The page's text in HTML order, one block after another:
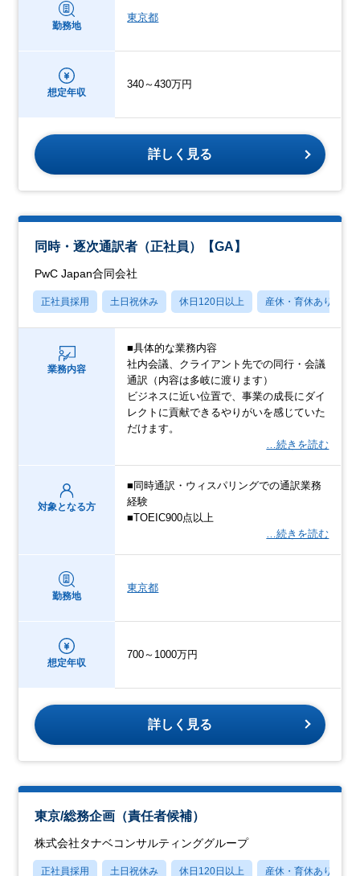
勤務地
東京都
想定年収
340～430万円
詳しく見る
同時・逐次通訳者（正社員）【GA】
PwC Japan合同会社
正社員採用 土日祝休み 休日120日以上 産休・育休あり
業務内容
■具体的な業務内容
社内会議、クライアント先での同行・会議
通訳（内容は多岐に渡ります）
ビジネスに近い位置で、事業の成長にダイ
レクトに貢献できるやりがいを感じていた
だけます。
…続きを読む
対象となる方
■同時通訳・ウィスパリングでの通訳業務
経験
■TOEIC900点以上
…続きを読む
勤務地
東京都
想定年収
700～1000万円
詳しく見る
東京/総務企画（責任者候補）
株式会社タナベコンサルティンググループ
正社員採用 土日祝休み 休日120日以上 産休・育休あり